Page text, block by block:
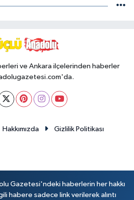
ve Ankara ilçelerinden haberler
Hakkımızda
Gizlilik Politikası
Gazetesi'ndeki haberlerin her hakkı
habere sadece link verilerek alıntı